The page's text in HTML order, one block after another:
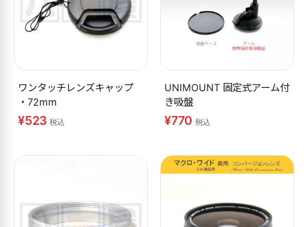
ワンタッチレンズキャップ
・72mm
¥523税込
UNIMOUNT 固定式アーム付
き吸盤
¥770税込